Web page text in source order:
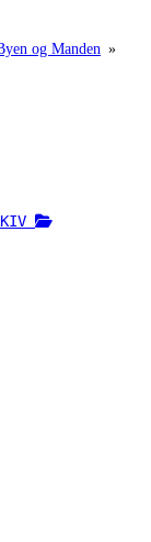
og Manden »